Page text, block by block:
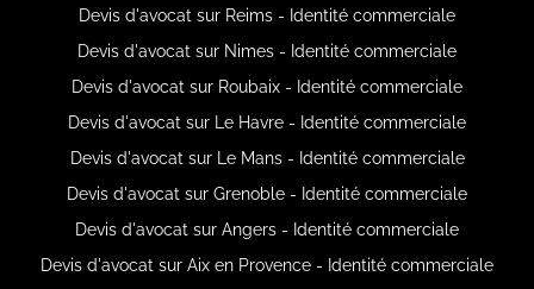
Devis d'avocat sur Reims - Identité commerciale
Devis d'avocat sur Nimes - Identité commerciale
Devis d'avocat sur Roubaix - Identité commerciale
Devis d'avocat sur Le Havre - Identité commerciale
Devis d'avocat sur Le Mans - Identité commerciale
Devis d'avocat sur Grenoble - Identité commerciale
Devis d'avocat sur Angers - Identité commerciale
Devis d'avocat sur Aix en Provence - Identité commerciale